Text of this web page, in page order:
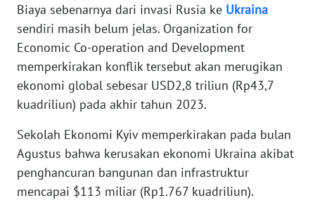
Biaya sebenarnya dari invasi Rusia ke Ukraina
sendiri masih belum jelas. Organization for
Economic Co-operation and Development
memperkirakan konflik tersebut akan merugikan
ekonomi global sebesar USD2,8 triliun (Rp43,7
kuadriliun) pada akhir tahun 2023.
Sekolah Ekonomi Kyiv memperkirakan pada bulan
Agustus bahwa kerusakan ekonomi Ukraina akibat
penghancuran bangunan dan infrastruktur
mencapai $113 miliar (Rp1.767 kuadriliun).
JABAR
WN
BANTEN
WN
WN
KEPRI